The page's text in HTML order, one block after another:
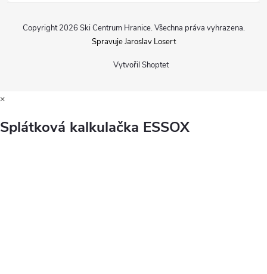
Vytvořil Shoptet
Copyright 2026 Ski Centrum Hranice. Všechna práva vyhrazena.
Spravuje Jaroslav Losert
×
Splátková kalkulačka ESSOX